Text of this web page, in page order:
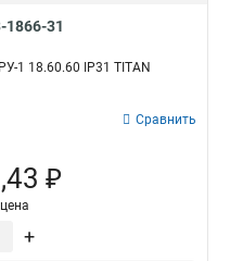
1866-31
1 18.60.60 IP31 TITAN
Сравнить
₽
+